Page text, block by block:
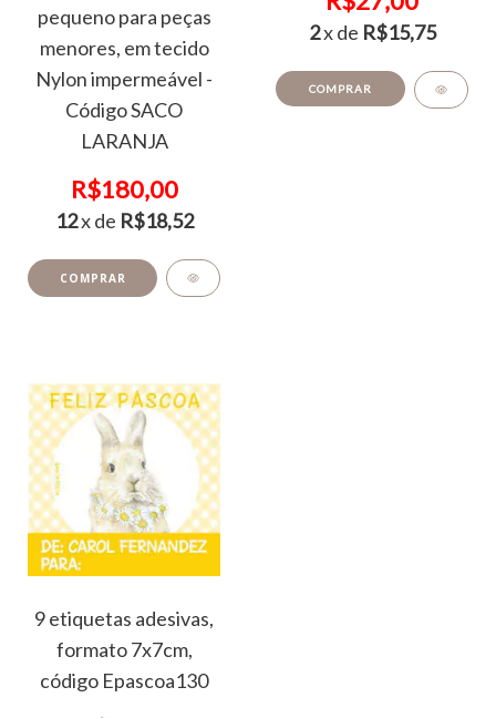
pequeno para peças
menores, em tecido
Nylon impermeável -
Código SACO
LARANJA
R$180,00
12x de R$18,52
2x de R$15,75
COMPRAR
9 etiquetas adesivas,
formato 7x7cm,
código Epascoa130